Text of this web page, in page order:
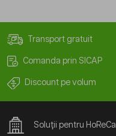
Transport gratuit
Comanda prin SICAP
Discount pe volum
Soluții pentru HoReCa